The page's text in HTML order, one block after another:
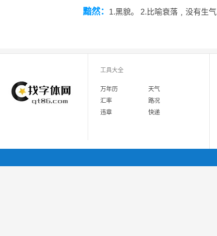
黯然： 1.黑貌。 2.比喻衰落﹐没有生
工具大全
万年历
天气
汇率
路况
违章
快递